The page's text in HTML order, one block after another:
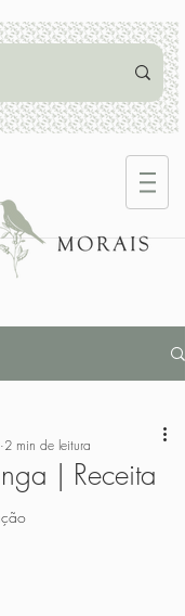
| Receita
2 min de leitura